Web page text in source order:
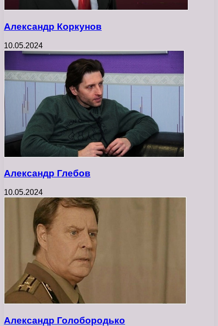
Александр Коркунов
10.05.2024
Александр Глебов
10.05.2024
Александр Голобородько